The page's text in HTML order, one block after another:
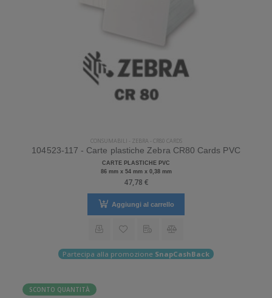
CONSUMABILI - ZEBRA - CR80 CARDS
104523-117 - Carte plastiche Zebra CR80 Cards PVC
CARTE PLASTICHE PVC
86 mm x 54 mm x 0,38 mm
47,78 €
Aggiungi al carrello
Partecipa alla promozione SnapCashBack
SCONTO QUANTITÀ